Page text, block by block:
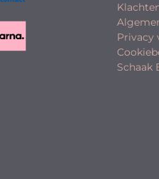
Privacy
Schaak